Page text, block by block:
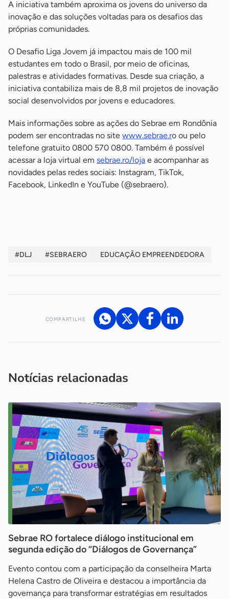
A iniciativa também aproxima os jovens do universo da
inovação e das soluções voltadas para os desafios das
próprias comunidades.
O Desafio Liga Jovem já impactou mais de 100 mil
estudantes em todo o Brasil, por meio de oficinas,
palestras e atividades formativas. Desde sua criação, a
iniciativa contabiliza mais de 8,8 mil projetos de inovação
social desenvolvidos por jovens e educadores.
Mais informações sobre as ações do Sebrae em Rondônia
podem ser encontradas no site www.sebrae.ro ou pelo
telefone gratuito 0800 570 0800. Também é possível
acessar a loja virtual em sebrae.ro/loja e acompanhar as
novidades pelas redes sociais: Instagram, TikTok,
Facebook, LinkedIn e YouTube (@sebraero).
#DLJ #SEBRAERO EDUCAÇÃO EMPREENDEDORA
COMPARTILHE
Notícias relacionadas
Sebrae RO fortalece diálogo institucional em
segunda edição do “Diálogos de Governança”
Evento contou com a participação da conselheira Marta
Helena Castro de Oliveira e destacou a importância da
governança para transformar estratégias em resultados